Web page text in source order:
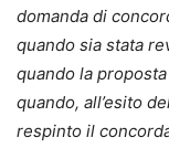
domanda di
quando sia stata
quando la
quando, all’esito
respinto il